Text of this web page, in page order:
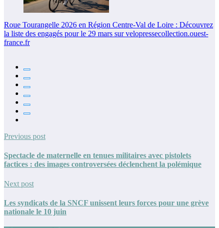
Roue Tourangelle 2026 en Région Centre-Val de Loire : Découvrez
la liste des engagés pour le 29 mars sur velopressecollection.ouest-
france.fr
Previous post
Spectacle de maternelle en tenues militaires avec pistolets
factices : des images controversées déclenchent la polémique
Next post
Les syndicats de la SNCF unissent leurs forces pour une grève
nationale le 10 juin